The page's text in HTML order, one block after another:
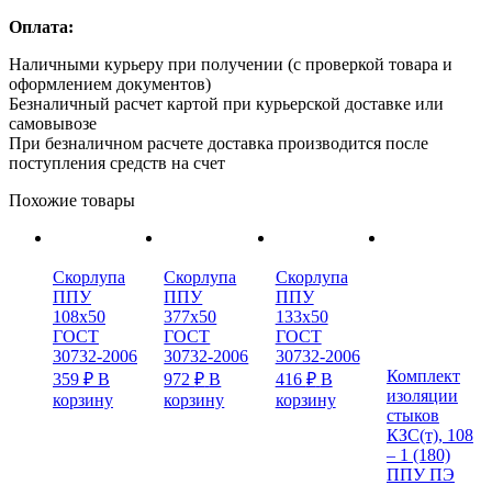
Оплата:
Наличными курьеру при получении (с проверкой товара и
оформлением документов)
Безналичный расчет картой при курьерской доставке или
самовывозе
При безналичном расчете доставка производится после
поступления средств на счет
Похожие товары
Скорлупа
ППУ
108х50
ГОСТ
30732-2006
359 ₽ В
корзину
Скорлупа
ППУ
377х50
ГОСТ
30732-2006
972₽ В
корзину
Скорлупа
ППУ
133х50
ГОСТ
30732-2006
416 ₽ В
корзину
Комплект
изоляции
стыков
КЗС(т), 108
– 1 (180)
ППУ ПЭ